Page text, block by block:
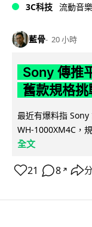
3C科技 流動音樂
藍骨 20 小時
Sony 傳推
舊款規格挑
最近有爆料指
WH-1000XM4C，
全文
21 8 ↗